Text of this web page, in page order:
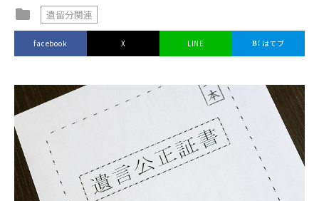
folder 遺留分関連
facebook X LINE はてブ